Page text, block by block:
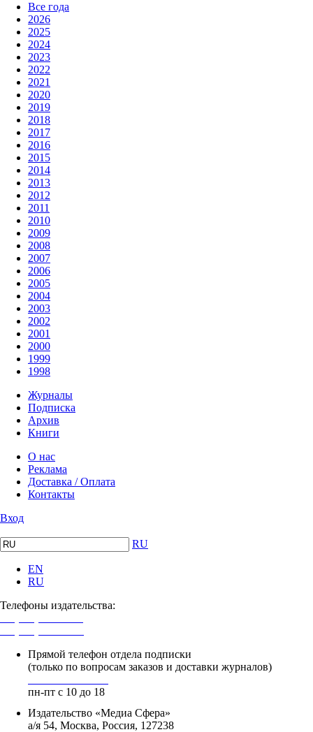
Все года
2026
2025
2024
2023
2022
2021
2020
2019
2018
2017
2016
2015
2014
2013
2012
2011
2010
2009
2008
2007
2006
2005
2004
2003
2002
2001
2000
1999
1998
Журналы
Подписка
Архив
Книги
О нас
Реклама
Доставка / Оплата
Контакты
Вход
RU
EN
RU
Телефоны издательства:
Прямой телефон отдела подписки
(только по вопросам заказов и доставки журналов)
пн-пт с 10 до 18
Издательство «Медиа Сфера»
а/я 54, Москва, Россия, 127238